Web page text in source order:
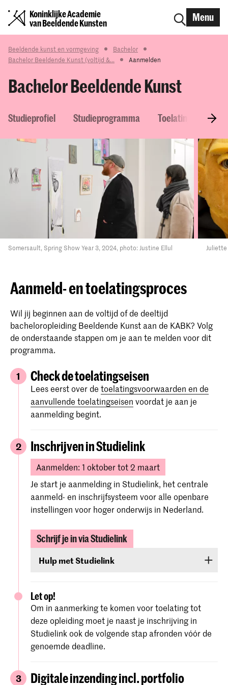
Koninklijke Academie
van Beeldende Kunsten
Menu
Beeldende kunst en vormgeving
Bachelor
Bachelor Beeldende Kunst (voltijd &...
Aanmelden
Bachelor Beeldende Kunst
Studieprofiel Studieprogramma Toelatingseisen
Somersault, Spring Show Year 3, 2024, photo: Justine Ellul
Aanmeld- en toelatingsproces
Wil jij beginnen aan de voltijd of de deeltijd
bacheloropleiding Beeldende Kunst aan de KABK? Volg
de onderstaande stappen om je aan te melden voor dit
programma.
1 Check de toelatingseisen
Lees eerst over de toelatingsvoorwaarden en de
aanvullende toelatingseisen voordat je aan je
aanmelding begint.
2 Inschrijven in Studielink
Aanmelden: 1 oktober tot 2 maart
Je start je aanmelding in Studielink, het centrale
aanmeld- en inschrijfsysteem voor alle openbare
instellingen voor hoger onderwijs in Nederland.
Schrijf je in via Studielink
Hulp met Studielink
procedure vind je op de
Let op!
Om in aanmerking te komen voor toelating tot
deze opleiding moet je naast je inschrijving in
Studielink ook de volgende stap afronden vóór de
genoemde deadline.
3 Digitale inzending incl. portfolio